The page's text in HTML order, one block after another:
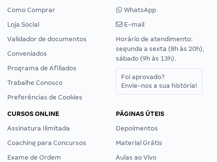
Como Comprar
Loja Social
Validador de documentos
Conveniados
Programa de Afiliados
Trabalhe Conosco
Preferências de Cookies
WhatsApp
E-mail
Horário de atendimento:
segunda a sexta (8h às 20h),
sábado (9h às 13h).
Foi aprovado?
Envie-nos a sua história!
CURSOS ONLINE
Assinatura Ilimitada
Coaching para Concursos
Exame de Ordem
PÁGINAS ÚTEIS
Depoimentos
Material Grátis
Aulas ao Vivo